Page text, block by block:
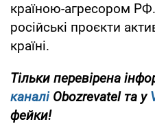
країною-агресором
російські проєкти
країні.
Тільки перевірена
каналіObozrevatel та у
фейки!